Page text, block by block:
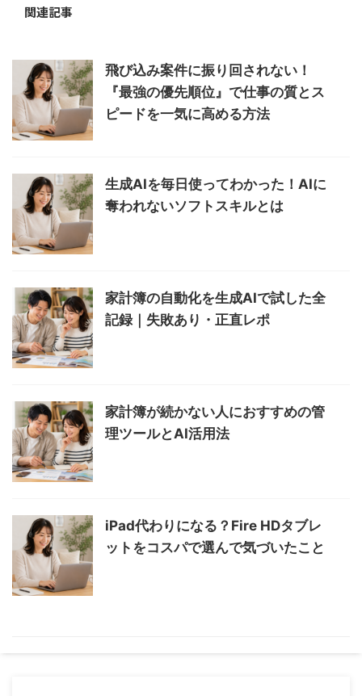
関連記事
飛び込み案件に振り回されない！
『最強の優先順位』で仕事の質とス
ピードを一気に高める方法
生成AIを毎日使ってわかった！AIに
奪われないソフトスキルとは
家計簿の自動化を生成AIで試した全
記録｜失敗あり・正直レポ
家計簿が続かない人におすすめの管
理ツールとAI活用法
iPad代わりになる？Fire HDタブレ
ットをコスパで選んで気づいたこと